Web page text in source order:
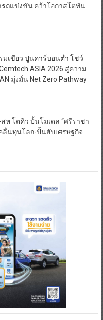
รถแข่งขัน คว้าโอกาสโตทัน
มเขียว ปูนคาร์บอนต่ำ โชว์
ASIA 2026 สู่ความ
มุ่งมั่น Net Zero Pathway
ห โตคิว ปั้นโมเดล “ศรีราชา
ลื่นทุนโลก-ปั้นฮับเศรษฐกิจ